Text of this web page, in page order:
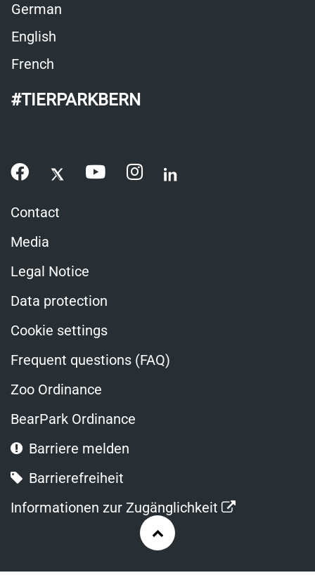
German
English
French
#TIERPARKBERN
Contact
Media
Legal Notice
Data protection
Cookie settings
Frequent questions (FAQ)
Zoo Ordinance
BearPark Ordinance
Barriere melden
Barrierefreiheit
Informationen zur Zugänglichkeit
Opens
Zurück